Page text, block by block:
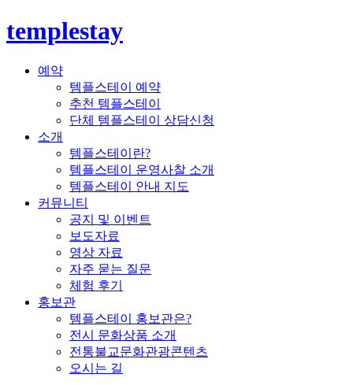
templestay
예약
템플스테이 예약
추천 템플스테이
단체 템플스테이 상담신청
소개
템플스테이란?
템플스테이 운영사찰 소개
템플스테이 안내 지도
커뮤니티
공지 및 이벤트
보도자료
영상 자료
자주 묻는 질문
체험 후기
홍보관
템플스테이 홍보관은?
전시 문화상품 소개
전통불교문화관광콘텐츠
오시는 길